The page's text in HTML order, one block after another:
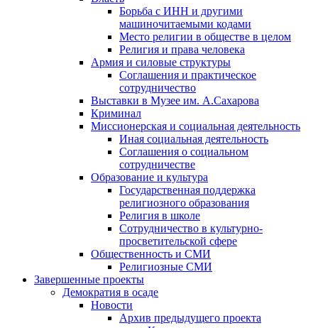
Борьба с ИНН и другими
машиночитаемыми кодами
Место религии в обществе в целом
Религия и права человека
Армия и силовые структуры
Соглашения и практическое
сотрудничество
Выставки в Музее им. А.Сахарова
Криминал
Миссионерская и социальная деятельность
Иная социальная деятельность
Соглашения о социальном
сотрудничестве
Образование и культура
Государственная поддержка
религиозного образования
Религия в школе
Сотрудничество в культурно-
просветительской сфере
Общественность и СМИ
Религиозные СМИ
Завершенные проекты
Демократия в осаде
Новости
Архив предыдущего проекта